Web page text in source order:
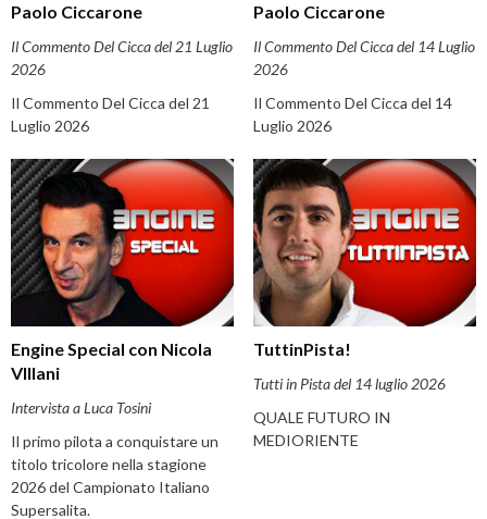
Paolo Ciccarone
Il Commento Del Cicca del 21 Luglio
2026
Il Commento Del Cicca del 21
Luglio 2026
Paolo Ciccarone
Il Commento Del Cicca del 14 Luglio
2026
Il Commento Del Cicca del 14
Luglio 2026
Engine Special con Nicola
VIllani
Intervista a Luca Tosini
Il primo pilota a conquistare un
titolo tricolore nella stagione
2026 del Campionato Italiano
Supersalita.
TuttinPista!
Tutti in Pista del 14 luglio 2026
QUALE FUTURO IN
MEDIORIENTE